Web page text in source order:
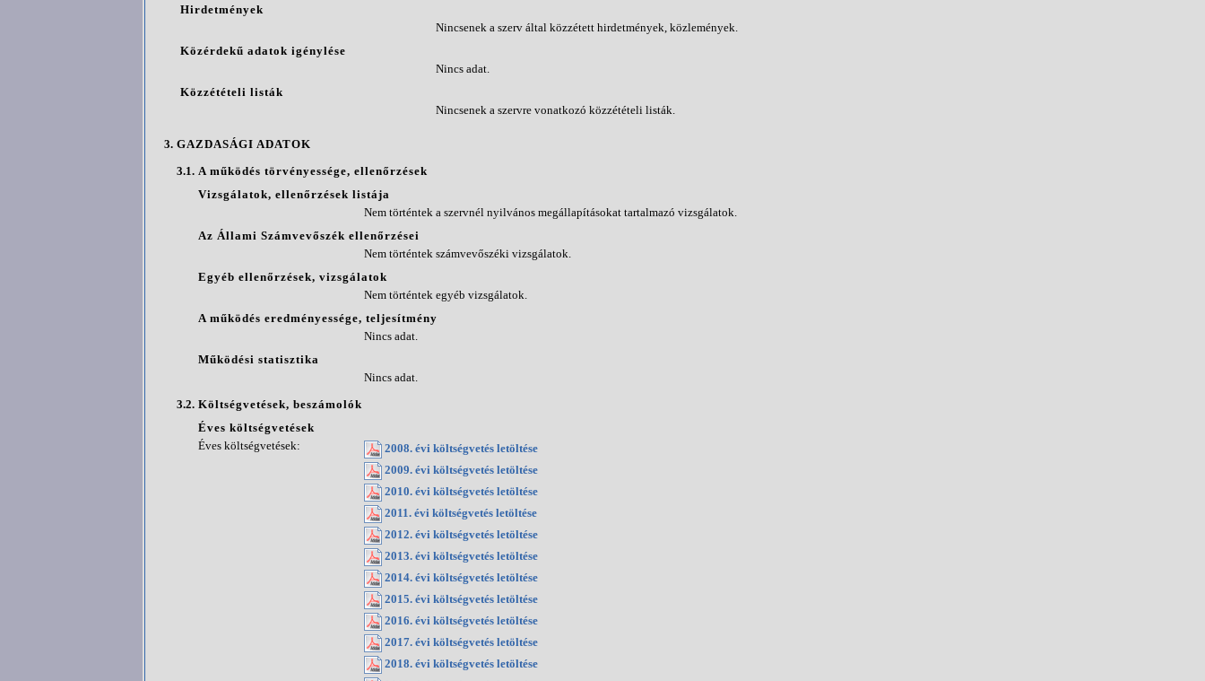
Hirdetmények
Nincsenek a szerv által közzétett hirdetmények, közlemények.
Közérdekű adatok igénylése
Nincs adat.
Közzétételi listák
Nincsenek a szervre vonatkozó közzétételi listák.
3. GAZDASÁGI ADATOK
3.1. A működés törvényessége, ellenőrzések
Vizsgálatok, ellenőrzések listája
Nem történtek a szervnél nyilvános megállapításokat tartalmazó vizsgálatok.
Az Állami Számvevőszék ellenőrzései
Nem történtek számvevőszéki vizsgálatok.
Egyéb ellenőrzések, vizsgálatok
Nem történtek egyéb vizsgálatok.
A működés eredményessége, teljesítmény
Nincs adat.
Működési statisztika
Nincs adat.
3.2. Költségvetések, beszámolók
Éves költségvetések
Éves költségvetések:
2008. évi költségvetés letöltése
2009. évi költségvetés letöltése
2010. évi költségvetés letöltése
2011. évi költségvetés letöltése
2012. évi költségvetés letöltése
2013. évi költségvetés letöltése
2014. évi költségvetés letöltése
2015. évi költségvetés letöltése
2016. évi költségvetés letöltése
2017. évi költségvetés letöltése
2018. évi költségvetés letöltése